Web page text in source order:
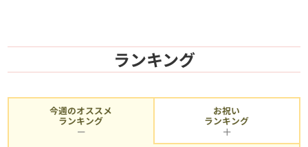
ランキング
今週のオススメ
ランキング
お祝い
ランキング